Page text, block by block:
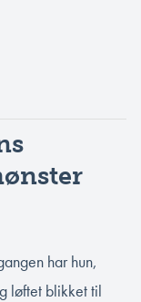
har hun,
løftet blikket til